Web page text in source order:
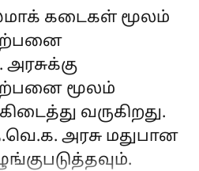
கடைகள் மூலம்
மூலம்
வருகிறது.
அரசு மதுபான